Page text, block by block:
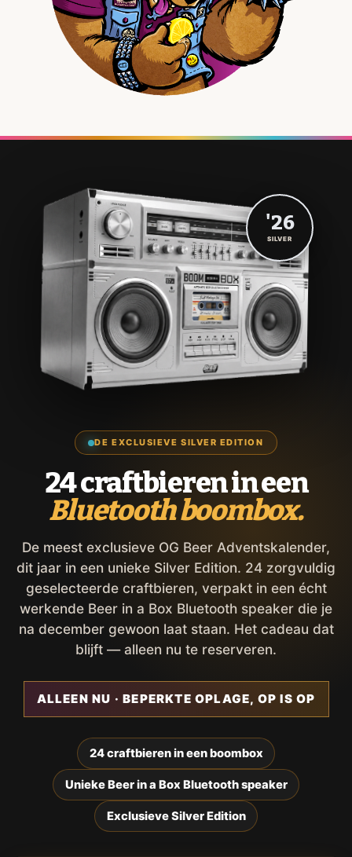
DE EXCLUSIEVE SILVER EDITION
24 craftbieren in een
Bluetooth boombox.
De meest exclusieve OG Beer Adventskalender,
dit jaar in een unieke Silver Edition. 24 zorgvuldig
geselecteerde craftbieren, verpakt in een écht
werkende Beer in a Box Bluetooth speaker die je
na december gewoon laat staan. Het cadeau dat
blijft — alleen nu te reserveren.
ALLEEN NU · BEPERKTE OPLAGE, OP IS OP
24 craftbieren in een boombox
Unieke Beer in a Box Bluetooth speaker
Exclusieve Silver Edition
'26
SILVER